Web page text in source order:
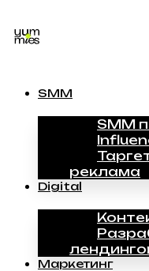
SMM
SMM
реклама
Digital
Маркетинг